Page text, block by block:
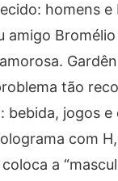
homens e
amigo
tão
bebida, jogos e
com
a